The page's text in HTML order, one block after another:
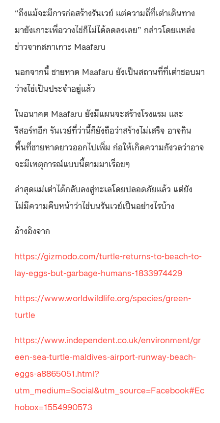
“ถึงแม้จะมีการก่อสร้างรันเวย์ แต่ความถี่ที่เต่าเดินทาง
มายังเกาะเพื่อวางไข่ก็ไม่ได้ลดลงเลย” กล่าวโดยแหล่ง
ข่าวจากสภาเกาะ Maafaru
นอกจากนี้ ชายหาด Maafaru ยังเป็นสถานที่ที่เต่าชอบมา
ว่างไข่เป็นประจำอยู่แล้ว
ในอนาคต Maafaru ยังมีแผนจะสร้างโรงแรม และ
รีสอร์ทอีก รันเวย์ที่ว่านี้ก็ยังถือว่าสร้างไม่เสร็จ อาจกิน
พื้นที่ชายหาดยาวออกไปเพิ่ม ก่อให้เกิดความกังวลว่าอาจ
จะมีเหตุการณ์แบบนี้ตามมาเรื่อยๆ
ล่าสุดแม่เต่าได้กลับลงสู่ทะเลโดยปลอดภัยแล้ว แต่ยัง
ไม่มีความคืบหน้าว่าไข่บนรันเวย์เป็นอย่างไรบ้าง
อ้างอิงจาก
https://gizmodo.com/turtle-returns-to-beach-to-
lay-eggs-but-garbage-humans-1833974429
https://www.worldwildlife.org/species/green-
turtle
https://www.independent.co.uk/environment/gr
een-sea-turtle-maldives-airport-runway-beach-
eggs-a8865051.html?
utm_medium=Social&utm_source=Facebook#Ec
hobox=1554990573